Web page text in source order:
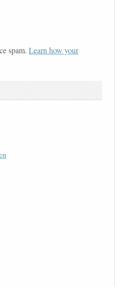
spam. Learn how your